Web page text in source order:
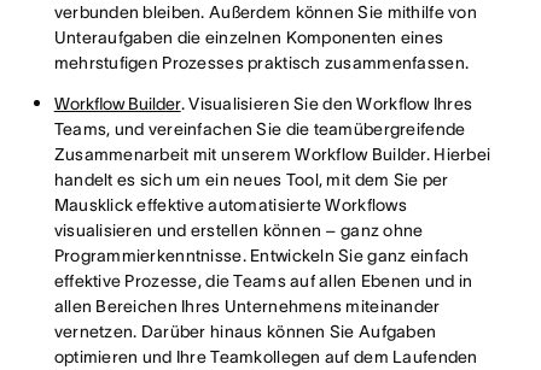
verbunden bleiben. Außerdem können Sie mithilfe von
Unteraufgaben die einzelnen Komponenten eines
mehrstufigen Prozesses praktisch zusammenfassen.
Workflow Builder. Visualisieren Sie den Workflow Ihres
Teams, und vereinfachen Sie die teamübergreifende
Zusammenarbeit mit unserem Workflow Builder. Hierbei
handelt es sich um ein neues Tool, mit dem Sie per
Mausklick effektive automatisierte Workflows
visualisieren und erstellen können – ganz ohne
Programmierkenntnisse. Entwickeln Sie ganz einfach
effektive Prozesse, die Teams auf allen Ebenen und in
allen Bereichen Ihres Unternehmens miteinander
vernetzen. Darüber hinaus können Sie Aufgaben
optimieren und Ihre Teamkollegen auf dem Laufenden